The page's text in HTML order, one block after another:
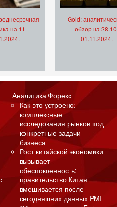
на 11-
Gold:
обзор на
01.11.2024.
Аналитика Форекс
Как это устроено:
комплексные
исследования рынков под
конкретные задачи
бизнеса
Рост китайской экономики
вызывает
обеспокоенность:
правительство Китая
вмешивается после
сегодняшних данных PMI